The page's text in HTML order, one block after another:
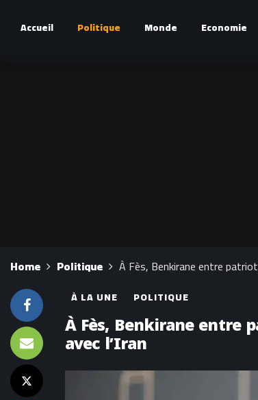
Accueil Politique Monde Economie
Home Politique À Fès, Benkirane entre
À LA UNE POLITIQUE
À Fès, Benkirane entre
avec l’Iran